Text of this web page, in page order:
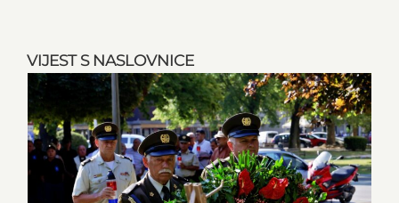
VIJEST S NASLOVNICE